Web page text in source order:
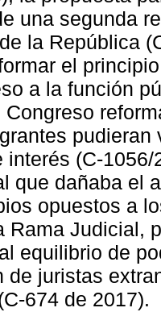
una segunda
la República
el
a la función
Congreso
interés (C-
que dañaba el
opuestos a
Rama Judicial,
equilibrio de
de juristas
674 de 2017).